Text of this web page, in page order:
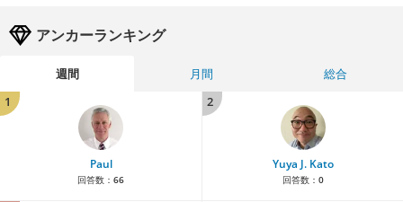
アンカーランキング
週間 月間
総合
1
Paul
回答数： 66
2
Yuya J. Kato
回答数： 0